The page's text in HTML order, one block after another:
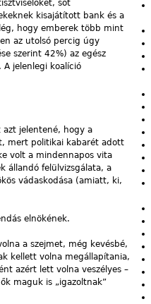
sőt
kisajátított bank és a
hogy emberek több mint
az utolsó percig úgy
szerint 42%) az egész
jelenlegi koalíció
azt jelentené, hogy a
mert politikai kabarét adott
volt a mindennapos vita
állandó felülvizsgálata, a
vádaskodása (amiatt, ki,
elnökének.
a szejmet, még kevésbé,
kellett volna megállapítania,
azért lett volna veszélyes –
maguk is „igazoltnak”